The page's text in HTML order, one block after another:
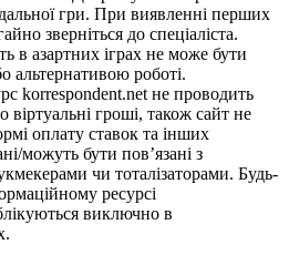
гри. При виявленні перших
зверніться до спеціаліста.
в азартних іграх не може бути
альтернативою роботі.
korrespondent.net не проводить
віртуальні гроші, також сайт не
оплату ставок та інших
можуть бути пов’язані з
чи тоталізаторами. Будь-
ресурсі
виключно в